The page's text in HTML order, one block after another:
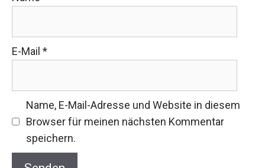
E-Mail *
Name, E-Mail-Adresse und Website in diesem
Browser für meinen nächsten Kommentar
speichern.